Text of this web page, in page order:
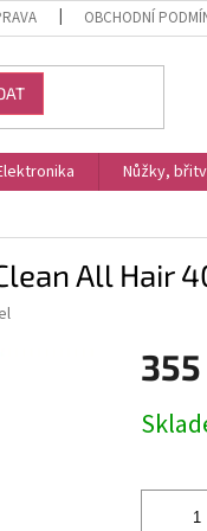
OBCHODNÍ
Nůžky,
All Hair
355
cena: